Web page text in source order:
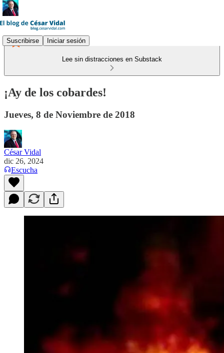
Suscribirse Iniciar sesión
Lee sin distracciones en Substack
¡Ay de los cobardes!
Jueves, 8 de Noviembre de 2018
César Vidal
dic 26, 2024
Escucha